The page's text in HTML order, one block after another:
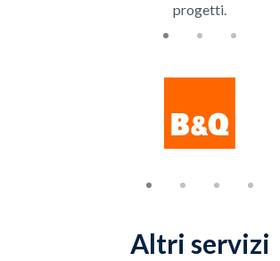
progetti.
Altri servizi